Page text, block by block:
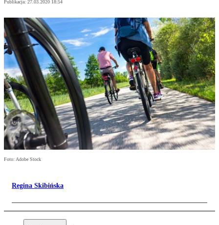
Publikacja: 27.03.2020 18:54
Foto: Adobe Stock
Regina Skibińska